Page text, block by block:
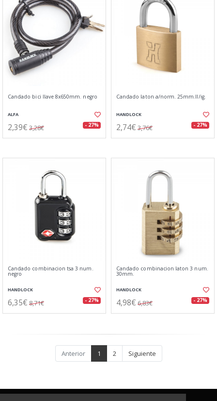
Candado bici llave 8x650mm. negro
ALFA
2,39€ 3,28€ - 27%
Candado laton a/norm. 25mm.ll/ig.
HANDLOCK
2,74€ 3,76€ - 27%
Candado combinacion tsa 3 num.
negro
HANDLOCK
6,35€ 8,71€ - 27%
Candado combinacion laton 3 num.
30mm.
HANDLOCK
4,98€ 6,83€ - 27%
Anterior 1 2 Siguiente